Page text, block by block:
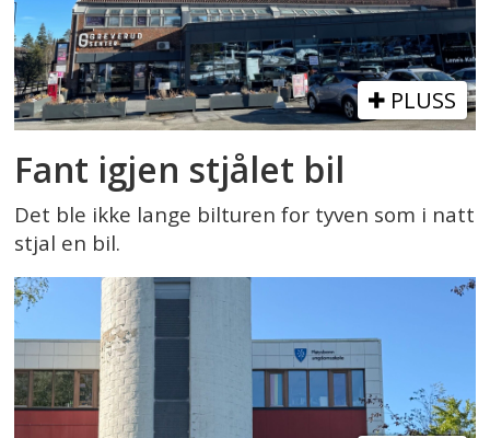
PLUSS
Fant igjen stjålet bil
Det ble ikke lange bilturen for tyven som i natt
stjal en bil.